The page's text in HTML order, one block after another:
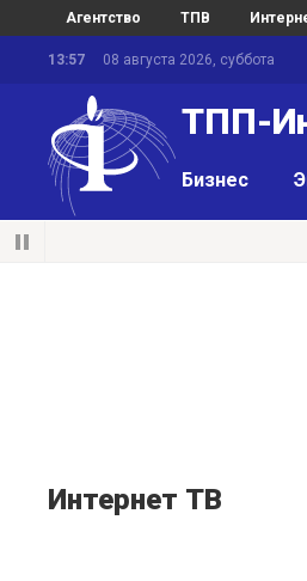
Агентство ТПВ
13:57 08 августа 2026, суббота
ТПП-
Бизнес
Интернет ТВ